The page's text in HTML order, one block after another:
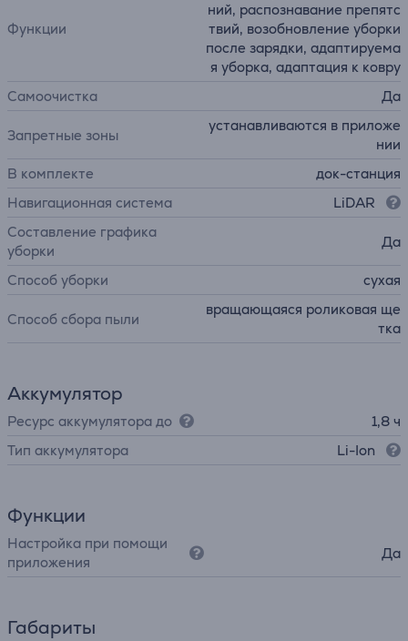
Функции
ний, распознавание препятс
твий, возобновление уборки
после зарядки, адаптируема
я уборка, адаптация к ковру
Самоочистка
Да
Запретные зоны
устанавливаются в приложе
нии
В комплекте
док-станция
Навигационная система
LiDAR
Составление графика
уборки
Да
Способ уборки сухая
Способ сбора пыли
вращающаяся роликовая ще
тка
Аккумулятор
Ресурс аккумулятора до
1,8 ч
Тип аккумулятора
Li-Ion
Функции
Настройка при помощи
приложения
Да
Габариты